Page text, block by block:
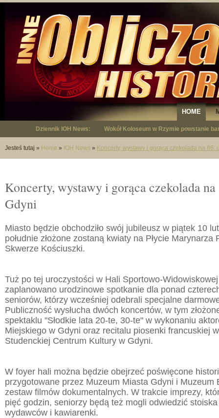
HOME
Dziennik IOH News: Wokół Koloseum w Rzymie powstanie
"Niepodległy - opowieść o Januszu
Jesteś tutaj » Home » IOH News » Koncerty, wystawy i gorąca czekolada na 86.
Koncerty, wystawy i gorąca czekolada
Gdyni
Miasto będzie obchodziło swój jubileusz w piątek 10
południe złożone zostaną kwiaty na Płycie Marynarza
Skwerze Kościuszki.
Tuż po tej uroczystości w Hali Sportowo-
zaplanowano urodzinowe spotkanie dla ponad
seniorów, którzy wcześniej odebrali specjalne
Publiczność wysłucha dwóch koncertów, w tym
spektaklu "Słodkie lata 20-te, 30-te" w wykonaniu
Miejskiego w Gdyni oraz recitalu piosenki francuskiej
Studenckiej Centrum Kultury w Gdyni.
W foyer hali można będzie obejrzeć poświęcone
przygotowane przez Muzeum Miasta Gdyni i Muzeum
zestaw filmów dokumentalnych. W trakcie imprezy,
pięć godzin, seniorzy będą też mogli odwiedzić
wydawców i kawiarenki.